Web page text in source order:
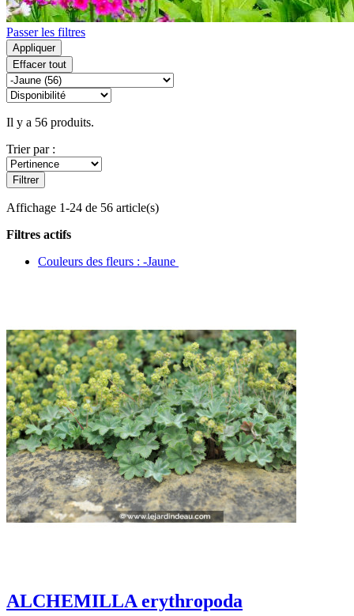
Passer les filtres
Appliquer
Effacer tout
Il y a 56 produits.
Trier par :
Filtrer
Affichage 1-24 de 56 article(s)
Filtres actifs
Couleurs des fleurs : -Jaune
ALCHEMILLA erythropoda